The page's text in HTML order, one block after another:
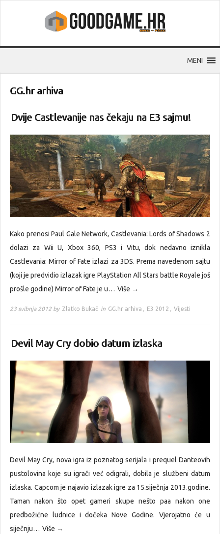
MENI
GG.hr arhiva
Dvije Castlevanije nas čekaju na E3 sajmu!
Kako prenosi Paul Gale Network, Castlevania: Lords of Shadows 2
dolazi za Wii U, Xbox 360, PS3 i Vitu, dok nedavno iznikla
Castlevania: Mirror of Fate izlazi za 3DS. Prema navedenom sajtu
(koji je predvidio izlazak igre PlayStation All Stars battle Royale još
prošle godine) Mirror of Fate je u… Više →
23 svibnja 2012 by Zlatko Bukač in GG.hr arhiva , E3 2012 , Vijesti
Devil May Cry dobio datum izlaska
Devil May Cry, nova igra iz poznatog serijala i prequel Danteovih
pustolovina koje su igrači već odigrali, dobila je službeni datum
izlaska. Capcom je najavio izlazak igre za 15.siječnja 2013.godine.
Taman nakon što opet gameri skupe nešto paa nakon one
predbožićne ludnice i dočeka Nove Godine. Vjerojatno će u
siječnju… Više →